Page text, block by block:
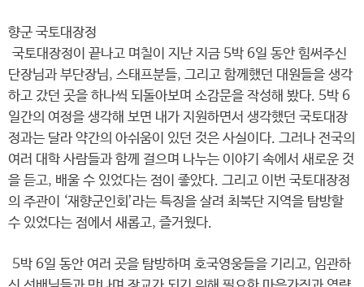
향군 국토대장정
국토대장정이 끝나고 며칠이 지난 지금 5박 6일 동안 힘써주신
단장님과 부단장님, 스태프분들, 그리고 함께했던 대원들을 생각
하고 갔던 곳을 하나씩 되돌아보며 소감문을 작성해 봤다. 5박 6
일간의 여정을 생각해 보면 내가 지원하면서 생각했던 국토대장
정과는 달라 약간의 아쉬움이 있던 것은 사실이다. 그러나 전국의
여러 대학 사람들과 함께 걸으며 나누는 이야기 속에서 새로운 것
을 듣고, 배울 수 있었다는 점이 좋았다. 그리고 이번 국토대장정
의 주관이 ‘재향군인회’라는 특징을 살려 최북단 지역을 탐방할
수 있었다는 점에서 새롭고, 즐거웠다.
5박 6일 동안 여러 곳을 탐방하며 호국영웅들을 기리고, 임관하